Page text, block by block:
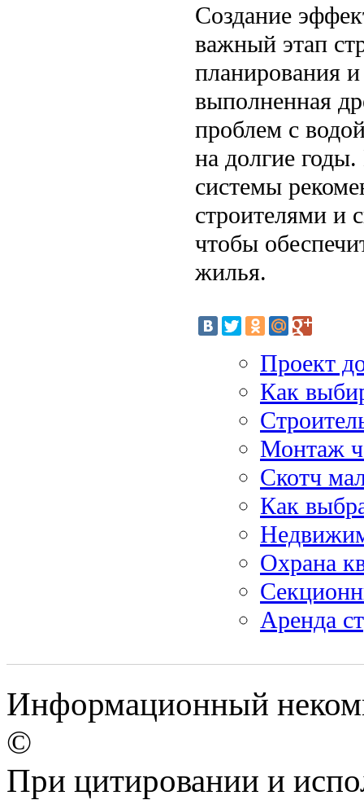
Создание
важный этап
планирования
выполненная
проблем с
на долгие
системы
строителями и
чтобы
жилья.
Проект
Как
Монтаж
Скотч
Как
Охрана
Аренда
Информационный
©
При цитировании и